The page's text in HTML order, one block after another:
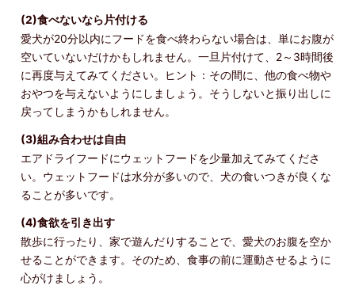
(2)食べないなら片付ける
愛犬が20分以内にフードを食べ終わらない場合は、単にお腹が
空いていないだけかもしれません。一旦片付けて、2～3時間後
に再度与えてみてください。ヒント：その間に、他の食べ物や
おやつを与えないようにしましょう。そうしないと振り出しに
戻ってしまうかもしれません。
(3)組み合わせは自由
エアドライフードにウェットフードを少量加えてみてくださ
い。ウェットフードは水分が多いので、犬の食いつきが良くな
ることが多いです。
(4)食欲を引き出す
散歩に行ったり、家で遊んだりすることで、愛犬のお腹を空か
せることができます。そのため、食事の前に運動させるように
心がけましょう。